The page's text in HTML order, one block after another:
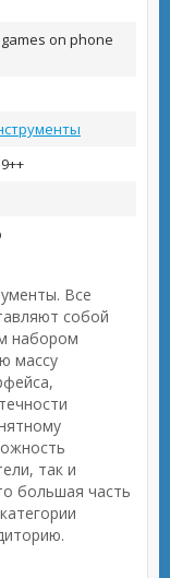
on phone
Все
собой
набором
массу
так и
большая часть